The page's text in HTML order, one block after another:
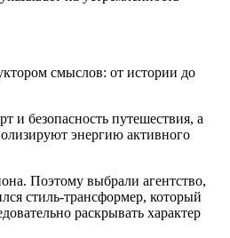
смыслов: от истории до
и безопасность путешествия, а
энергию активного
Поэтому выбрали агентство,
стиль-трансформер, который
раскрывать характер